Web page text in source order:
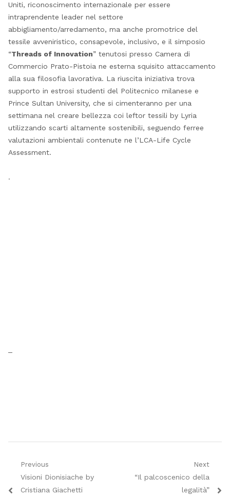
Uniti, riconoscimento internazionale per essere
intraprendente leader nel settore
abbigliamento/arredamento, ma anche promotrice del
tessile avveniristico, consapevole, inclusivo, e il simposio
“Threads of Innovation” tenutosi presso Camera di
Commercio Prato-Pistoia ne esterna squisito attaccamento
alla sua filosofia lavorativa. La riuscita iniziativa trova
supporto in estrosi studenti del Politecnico milanese e
Prince Sultan University, che si cimenteranno per una
settimana nel creare bellezza coi leftor tessili by Lyria
utilizzando scarti altamente sostenibili, seguendo ferree
valutazioni ambientali contenute ne l’LCA-Life Cycle
Assessment.
.
Navigazione
articoli
Previous
Previous
post:
Visioni Dionisiache by
Cristiana Giachetti
Next
Next
“Il palcoscenico della
legalità”